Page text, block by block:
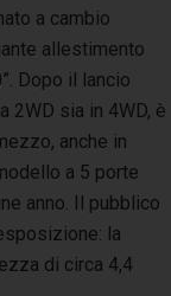
a cambio
allestimento
Dopo il lancio
2WD sia in 4WD, è
anche in
a 5 porte
anno. Il pubblico
la
di circa 4,4